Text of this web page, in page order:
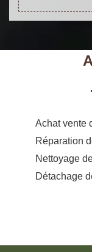
Achat vente
Réparation
Nettoyage
Détachage